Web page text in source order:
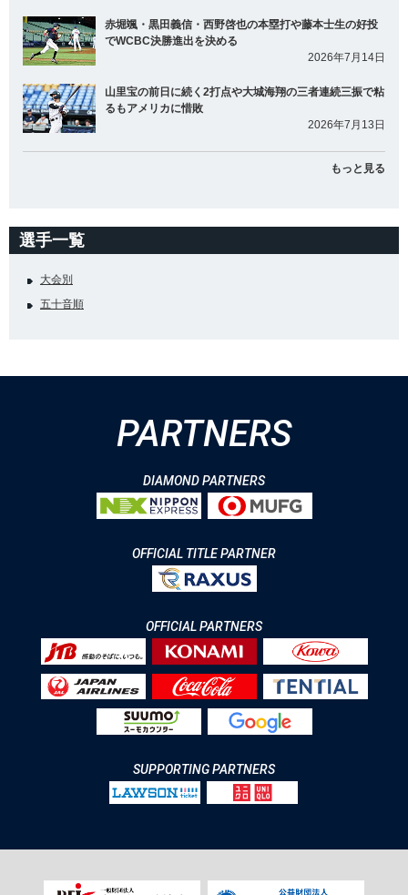
赤堀颯・黒田義信・西野啓也の本塁打や藤本士生の好投
でWCBC決勝進出を決める
2026年7月14日
山里宝の前日に続く2打点や大城海翔の三者連続三振で粘
るもアメリカに惜敗
2026年7月13日
もっと見る
選手一覧
大会別
五十音順
PARTNERS
DIAMOND PARTNERS
OFFICIAL TITLE PARTNER
OFFICIAL PARTNERS
SUPPORTING PARTNERS